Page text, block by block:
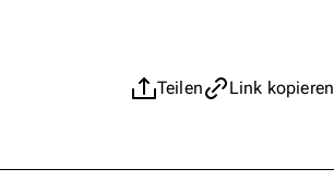
Teilen Link kopieren